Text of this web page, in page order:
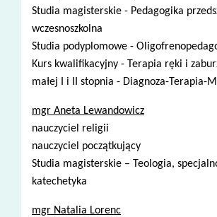
Studia magisterskie - Pedagogika
wczesnoszkolna
Studia podyplomowe -
Kurs kwalifikacyjny - Terapia ręki i
małej I i II stopnia - Diagnoza-Terapia-
mgr Aneta Lewandowicz
nauczyciel religii
nauczyciel początkujący
Studia magisterskie – Teologia,
katechetyka
mgr Natalia Lorenc